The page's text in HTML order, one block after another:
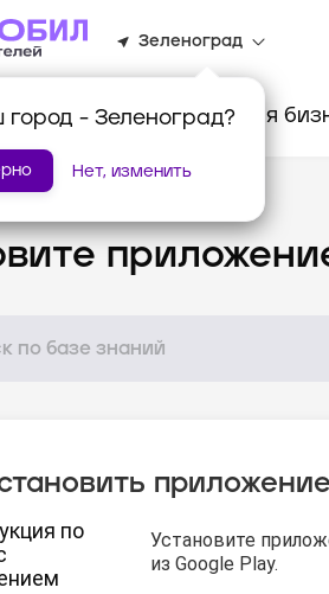
Зеленоград
город - Зеленоград?
Нет, изменить
Водителям Для
водителю
Установите
из Google Play.